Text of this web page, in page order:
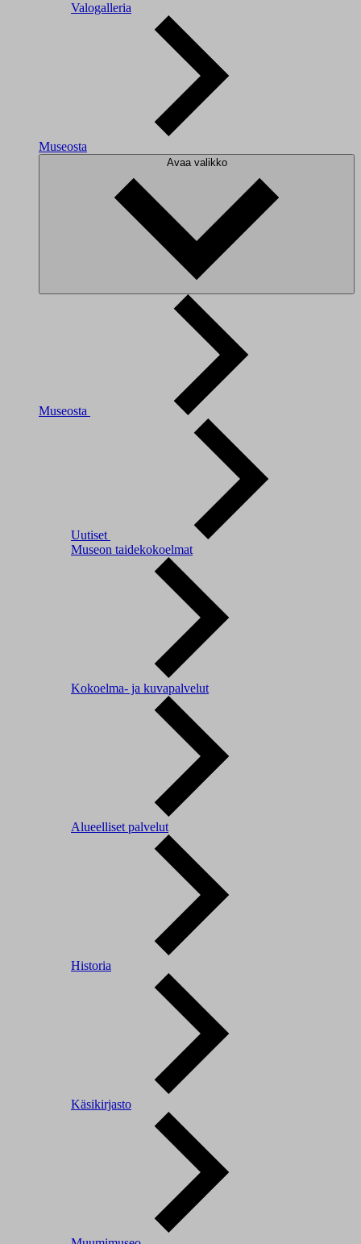
Valogalleria
Museosta
Avaa valikko
Museosta
Uutiset
Museon taidekokoelmat
Kokoelma- ja kuvapalvelut
Alueelliset palvelut
Historia
Käsikirjasto